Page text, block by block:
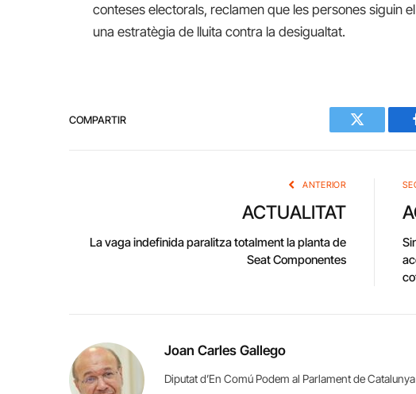
conteses electorals, reclamen que les persones siguin
una estratègia de lluita contra la desigualtat.
COMPARTIR
Twitter
ANTERIOR
ACTUALITAT
La vaga indefinida paralitza totalment la planta de
Seat Componentes
Joan Carles Gallego
Diputat d’En Comú Podem al Parlament de Catalunya